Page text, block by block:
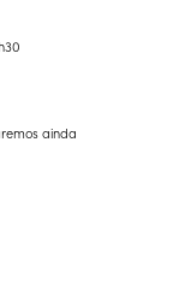
ainda